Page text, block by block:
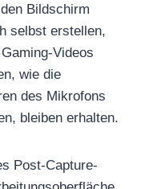
Bildschirm
selbst erstellen,
Videos
wie die
des Mikrofons
bleiben erhalten.
Post-Capture-